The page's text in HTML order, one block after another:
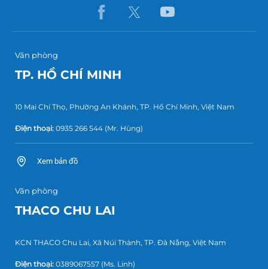
Văn phòng
TP. HỒ CHÍ MINH
10 Mai Chí Thọ, Phường An Khánh, TP. Hồ Chí Minh, Việt Nam
Điện thoại: 0935 266 544 (Mr. Hùng)
Xem bản đồ
Văn phòng
THACO CHU LAI
KCN THACO Chu Lai, Xã Núi Thành, TP. Đà Nẵng, Việt Nam
Điện thoại: 0389067557 (Ms. Linh)